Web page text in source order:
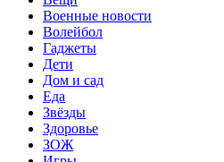
Военные новости
Волейбол
Гаджеты
Дети
Дом и сад
Еда
Звёзды
Здоровье
ЗОЖ